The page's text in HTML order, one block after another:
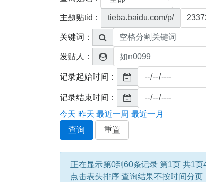
主题贴tid： tieba.baidu.com/p/
关键词：
发贴人：
记录起始时间：
记录结束时间：
今天 昨天 最近一周 最近一月
查询
重置
正在显示第0到60条记录 第1页 共1页
点击表头排序 查询结果不按时间分页